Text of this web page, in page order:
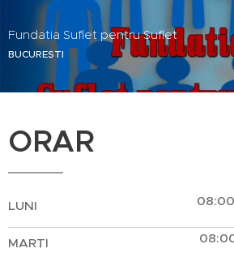
Fundatia Suflet pentru Suflet
BUCUREȘTI
ORAR
LUNI
MARȚI